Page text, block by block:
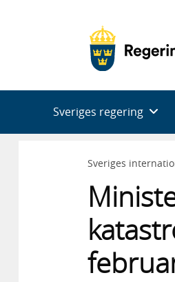
Sveriges regering
Sveriges